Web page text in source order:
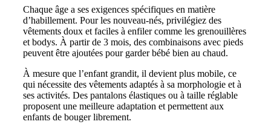
Chaque âge a ses exigences spécifiques en matière
d’habillement. Pour les nouveau-nés, privilégiez des
vêtements doux et faciles à enfiler comme les grenouillères
et bodys. À partir de 3 mois, des combinaisons avec pieds
peuvent être ajoutées pour garder bébé bien au chaud.
À mesure que l’enfant grandit, il devient plus mobile, ce
qui nécessite des vêtements adaptés à sa morphologie et à
ses activités. Des pantalons élastiques ou à taille réglable
proposent une meilleure adaptation et permettent aux
enfants de bouger librement.